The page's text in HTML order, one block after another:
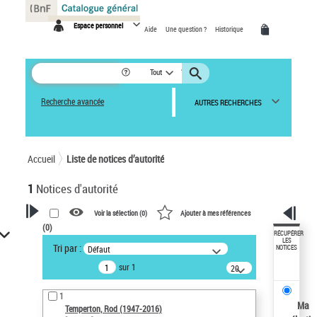
Espace personnel Aide Une question ? Historique
Tout
Recherche avancée AUTRES RECHERCHES
Accueil Liste de notices d’autorité
1 Notices d'autorité
VOTRE RECHERCHE
Recherche avancée dans les
notices d’autorité
Œuvres liées à l'auteur :
Temperton, Rod (1947-2016)
Voir la sélection (0) Ajouter à mes références
(0)
Tri par : Défaut
sur 1
20
résultats/page
1
Temperton, Rod (1947-2016)
RÉCUPÉRER
LES
NOTICES
Ma
Panneau de gestion des cookies